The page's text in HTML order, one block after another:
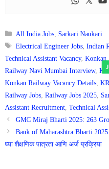
Categories
All India Jobs Sarkari Naukari
Tags
Electrical Engineer Jobs ,Indian
Technical Assistant Vacancy, Konkan
Railway Navi Mumbai Interview,
Konkan Railway Vacancy Details
Railway Jobs Railway Jobs 2025
Assistant Recruitment Technical
GMC Miraj Bharti 2025: 263
Bank of Maharashtra Bharti
घ्या शैक्षणिक पात्रता आणि अर्ज प्रक्रिया